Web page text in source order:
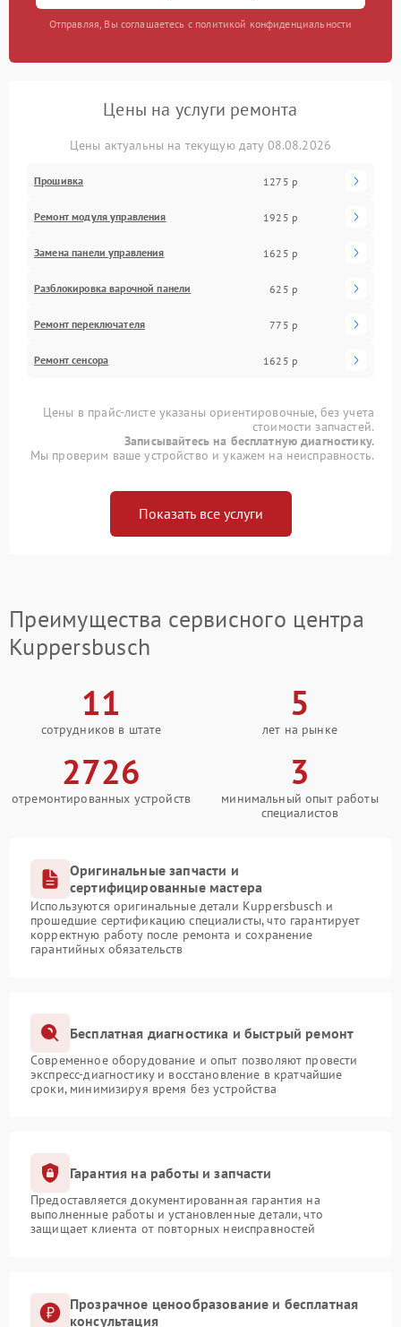
Отправляя, Вы соглашаетесь с политикой конфиденциальности
Цены на услуги ремонта
Цены актуальны на текущую дату 08.08.2026
Прошивка 1275 р
Ремонт модуля управления 1925 р
Замена панели управления 1625 р
Разблокировка варочной панели 625 р
Ремонт переключателя 775 р
Ремонт сенсора 1625 р
Цены в прайс-листе указаны ориентировочные, без учета
стоимости запчастей.
Записывайтесь на бесплатную диагностику.
Мы проверим ваше устройство и укажем на неисправность.
Показать все услуги
Преимущества сервисного центра
Kuppersbusch
11
сотрудников в штате
5
лет на рынке
2726
отремонтированных устройств
3
минимальный опыт работы
специалистов
Оригинальные запчасти и
сертифицированные мастера
Используются оригинальные детали Kuppersbusch и
прошедшие сертификацию специалисты, что гарантирует
корректную работу после ремонта и сохранение
гарантийных обязательств
Бесплатная диагностика и быстрый ремонт
Современное оборудование и опыт позволяют провести
экспресс-диагностику и восстановление в кратчайшие
сроки, минимизируя время без устройства
Гарантия на работы и запчасти
Предоставляется документированная гарантия на
выполненные работы и установленные детали, что
защищает клиента от повторных неисправностей
Прозрачное ценообразование и бесплатная
консультация